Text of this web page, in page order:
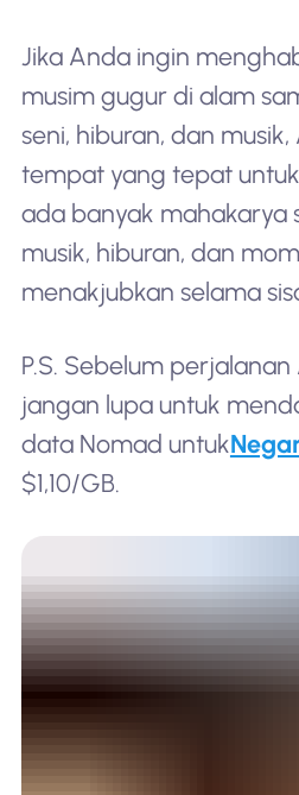
Jika Anda ingin
musim gugur di alam
seni, hiburan, dan
tempat yang tepat
ada banyak mahakarya
musik, hiburan, dan
menakjubkan selama
P.S. Sebelum
jangan lupa untuk
data Nomad untuk
$1,10/GB.